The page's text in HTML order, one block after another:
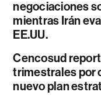
negociaciones
mientras Irán
EE.UU.
Cencosud
trimestrales por
nuevo plan